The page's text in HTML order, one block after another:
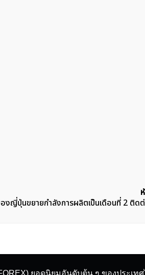
งญี่ปุ่นขยายกำลังการผลิตเป็นเดือนที่ 2 ติด